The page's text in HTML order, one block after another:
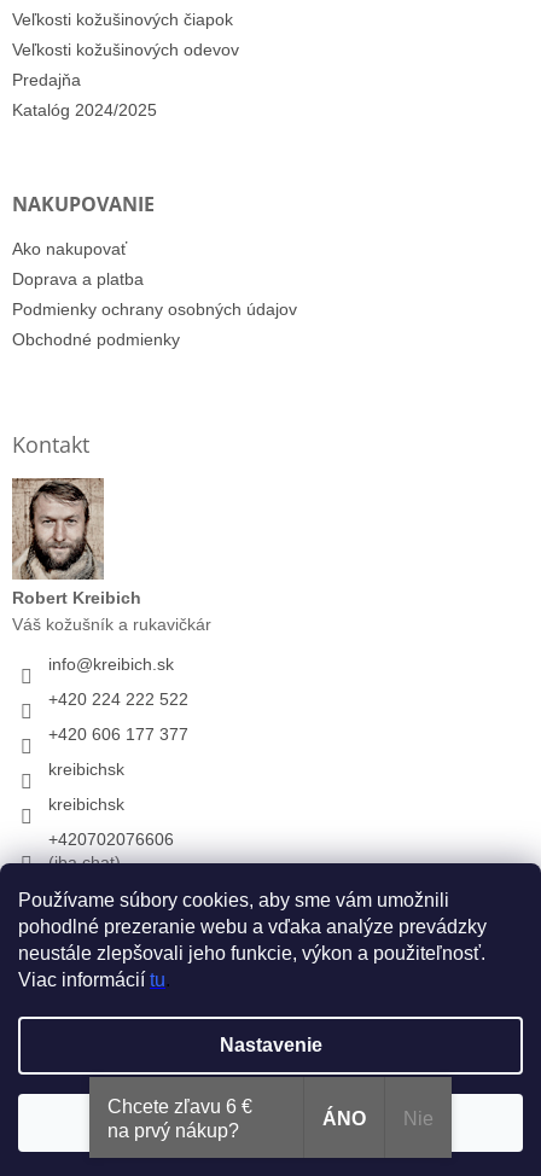
Používame súbory cookies, aby sme vám umožnili
pohodlné prezeranie webu a vďaka analýze prevádzky
neustále zlepšovali jeho funkcie, výkon a použiteľnosť.
Viac informácií tu.
Nastavenie
Súhlasím
Veľkosti kožušinových čiapok
Veľkosti kožušinových odevov
Predajňa
Katalóg 2024/2025
NAKUPOVANIE
Ako nakupovať
Doprava a platba
Podmienky ochrany osobných údajov
Obchodné podmienky
Kontakt
Robert Kreibich
Váš kožušník a rukavičkár
info@kreibich.sk
+420 224 222 522
+420 606 177 377
kreibichsk
kreibichsk
+420702076606
(iba chat)
Prijímame online platby
Copyright 2026KREIBICH kožušiny & rukavice
vyhradené.
Chcete zľavu 6 €
na prvý nákup?
ÁNO Nie